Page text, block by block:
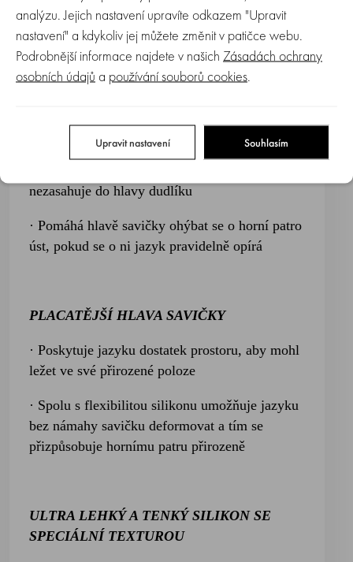
zuby
· napodobuje tvar mateřské bradavky
· Poskytuje rtům a dásním / zoubkům klidový
nezasahuje do hlavy dudlíku
· Pomáhá hlavě savičky ohýbat se o horní patro
úst, pokud se o ni jazyk pravidelně opírá
PLACATĚJŠÍ HLAVA SAVIČKY
· Poskytuje jazyku dostatek prostoru, aby mohl
ležet ve své přirozené poloze
· Spolu s flexibilitou silikonu umožňuje jazyku
bez námahy savičku deformovat a tím se
přizpůsobuje hornímu patru přirozeně
ULTRA LEHKÝ A TENKÝ SILIKON SE
SPECIÁLNÍ TEXTUROU
analýzu. Jejich nastavení upravíte odkazem "Upravit
nastavení" a kdykoliv jej můžete změnit v patičce webu.
Podrobnější informace najdete v našich Zásadách ochrany
osobních údajů a používání souborů cookies.
Upravit nastavení Souhlasím